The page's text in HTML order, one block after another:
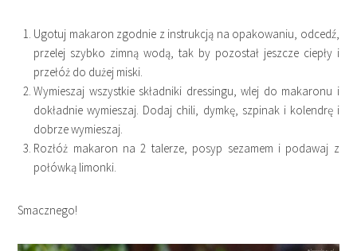
Ugotuj makaron zgodnie z instrukcją na opakowaniu, odcedź,
przelej szybko zimną wodą, tak by pozostał jeszcze ciepły i
przełóż do dużej miski.
Wymieszaj wszystkie składniki dressingu, wlej do makaronu i
dokładnie wymieszaj. Dodaj chili, dymkę, szpinak i kolendrę i
dobrze wymieszaj.
Rozłóż makaron na 2 talerze, posyp sezamem i podawaj z
połówką limonki.
Smacznego!